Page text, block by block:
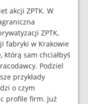
akcji ZPTK. W
ZPTK,
fabryki w Krakowie
którą sam chciałbyś
Podziel
przykłady
o czym
profile firm. Już